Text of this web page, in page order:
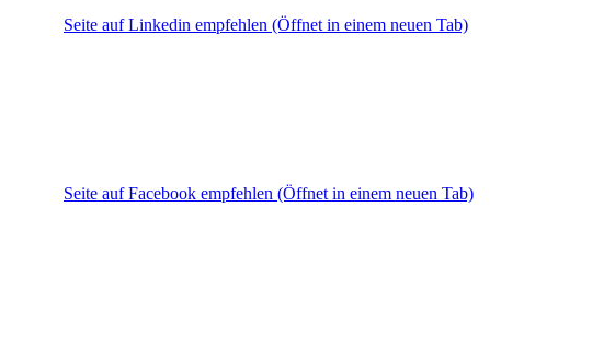
Seite auf Linkedin empfehlen (Öffnet in einem neuen Tab)
Seite auf Facebook empfehlen (Öffnet in einem neuen Tab)